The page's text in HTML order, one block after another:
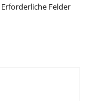
Erforderliche Felder